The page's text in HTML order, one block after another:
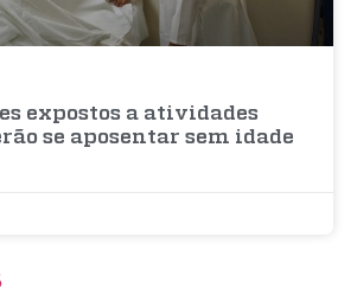
expostos a atividades
se aposentar sem idade